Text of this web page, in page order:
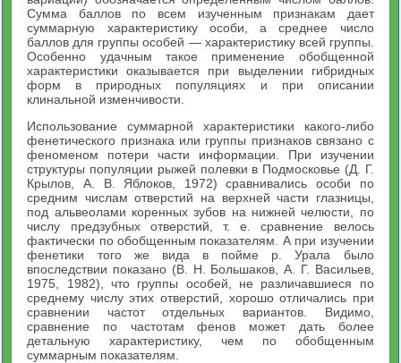
Сумма баллов по всем изученным признакам дает
суммарную характеристику особи, а среднее число
баллов для группы особей — характеристику всей группы.
Особенно удачным такое применение обобщенной
характеристики оказывается при выделении гибридных
форм в природных популяциях и при описании
клинальной изменчивости.
Использование суммарной характеристики какого-либо
фенетического признака или группы признаков связано с
феноменом потери части информации. При изучении
структуры популяции рыжей полевки в Подмосковье (Д. Г.
Крылов, А. В. Яблоков, 1972) сравнивались особи по
средним числам отверстий на верхней части глазницы,
под альвеолами коренных зубов на нижней челюсти, по
числу предзубных отверстий, т. е. сравнение велось
фактически по обобщенным показателям. А при изучении
фенетики того же вида в пойме р. Урала было
впоследствии показано (В. Н. Большаков, А. Г. Васильев,
1975, 1982), что группы особей, не различавшиеся по
среднему числу этих отверстий, хорошо отличались при
сравнении частот отдельных вариантов. Видимо,
сравнение по частотам фенов может дать более
детальную характеристику, чем по обобщенным
суммарным показателям.